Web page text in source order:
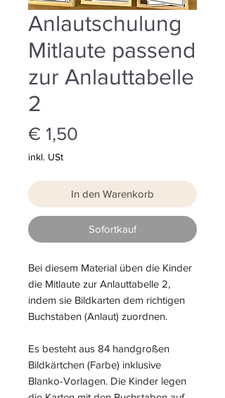
Anlautschulung
Mitlaute passend
zur Anlauttabelle
2
€ 1,50
inkl. USt
In den Warenkorb
Sofortkauf
Bei diesem Material üben die Kinder
die Mitlaute zur Anlauttabelle 2,
indem sie Bildkarten dem richtigen
Buchstaben (Anlaut) zuordnen.
Es besteht aus 84 handgroßen
Bildkärtchen (Farbe) inklusive
Blanko-Vorlagen. Die Kinder legen